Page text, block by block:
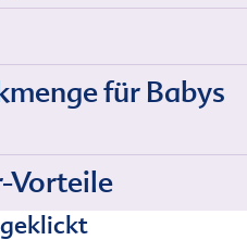
für Babys
Vorteile